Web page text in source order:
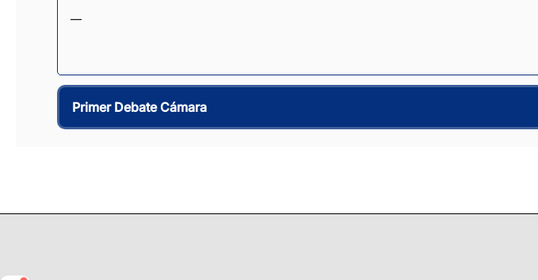
—
Primer Debate Cámara